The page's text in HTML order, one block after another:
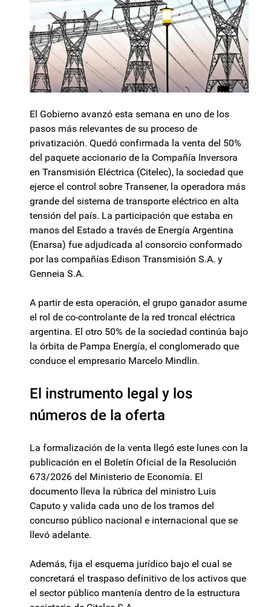
El Gobierno avanzó esta semana en uno de los
pasos más relevantes de su proceso de
privatización. Quedó confirmada la venta del 50%
del paquete accionario de la Compañía Inversora
en Transmisión Eléctrica (Citelec), la sociedad que
ejerce el control sobre Transener, la operadora más
grande del sistema de transporte eléctrico en alta
tensión del país. La participación que estaba en
manos del Estado a través de Energía Argentina
(Enarsa) fue adjudicada al consorcio conformado
por las compañías Edison Transmisión S.A. y
Genneia S.A.
A partir de esta operación, el grupo ganador asume
el rol de co-controlante de la red troncal eléctrica
argentina. El otro 50% de la sociedad continúa bajo
la órbita de Pampa Energía, el conglomerado que
conduce el empresario Marcelo Mindlin.
El instrumento legal y los
números de la oferta
La formalización de la venta llegó este lunes con la
publicación en el Boletín Oficial de la Resolución
673/2026 del Ministerio de Economía. El
documento lleva la rúbrica del ministro Luis
Caputo y valida cada uno de los tramos del
concurso público nacional e internacional que se
llevó adelante.
Además, fija el esquema jurídico bajo el cual se
concretará el traspaso definitivo de los activos que
el sector público mantenía dentro de la estructura